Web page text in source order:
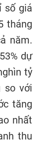
số giá
tháng
năm.
dự
tỷ
so với
tăng
nhất
thu